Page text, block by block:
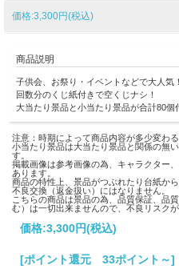
価格:3,300円(税込)
商品説明
子供会、お祭り・イベントなどで大人気！
回数分のくじ紙付きで空くじナシ！
大当たり景品と小当たり景品が合計80個
注意：時期によって商品内容が多少変わる
小当たり景品は大当たり景品と関係の無
す。
掲載画像は参考画像の為、キャラクター
あります。
商品の特性上、景品がつぶれたり台紙か
不良交換（返金扱い）にはなりません。
こちらの商品は景品の為、品質保証、品
む）は一切出来ませんので、不良リスク
価格:3,300円(税込)
[ポイント還元 33ポイント～]